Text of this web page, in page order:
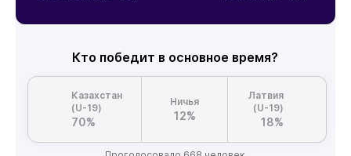
Кто победит в основное время?
Казахстан
(U-19)
70%
Ничья
12%
Латвия
(U-19)
18%